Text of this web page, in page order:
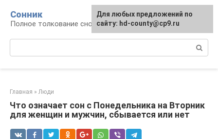
контенту
Сонник
Полное толкование снов
Главная » Люди
Что означает сон с Понедельника на Вторник
для женщин и мужчин, сбывается или нет
Для любых предложений по
сайту: hd-county@cp9.ru